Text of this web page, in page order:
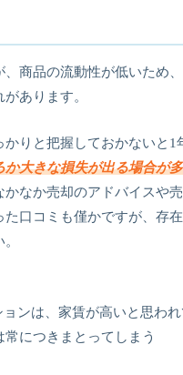
商品の流動性が低いため
あります。
りと把握しておかないと1
か大きな損失が出る場合が
なか売却のアドバイスや
口コミも僅かですが、存
ンは、家賃が高いと思わ
につきまとってしまう